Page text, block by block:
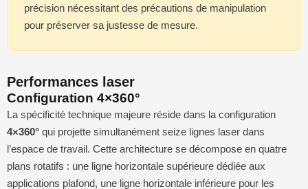
précision nécessitant des précautions de manipulation
pour préserver sa justesse de mesure.
Performances laser
Configuration 4×360°
La spécificité technique majeure réside dans la configuration
4×360° qui projette simultanément seize lignes laser dans
l’espace de travail. Cette architecture se décompose en quatre
plans rotatifs : une ligne horizontale supérieure dédiée aux
applications plafond, une ligne horizontale inférieure pour les